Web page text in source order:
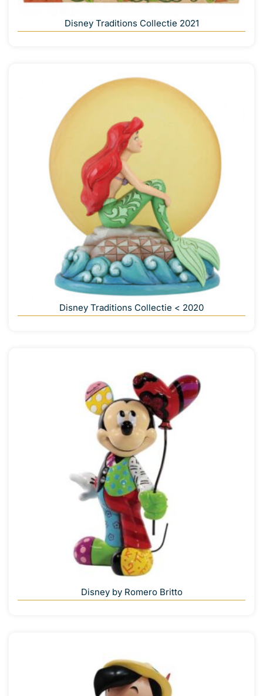
Disney Traditions Collectie 2021
Disney Traditions Collectie < 2020
Disney by Romero Britto